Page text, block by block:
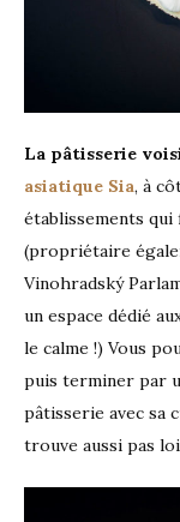
La pâtisserie
asiatique Sia, à
établissements
(propriétaire
Vinohradský
un espace dédié
le calme !) Vous
puis terminer par
pâtisserie avec sa
trouve aussi pas